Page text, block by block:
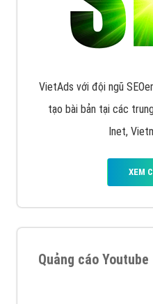
VietAds với đội ngũ
tạo bài bản tại các
Inet,
XEM
Quảng cáo Youtube